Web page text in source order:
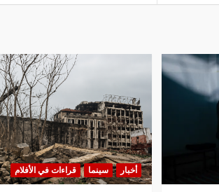
أخبار سينما قراءات في الأفلام